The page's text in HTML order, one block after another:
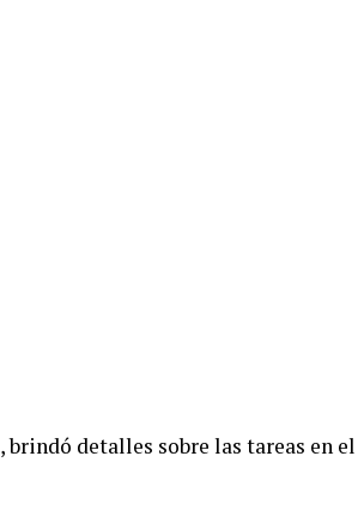
, brindó detalles sobre las tareas en el